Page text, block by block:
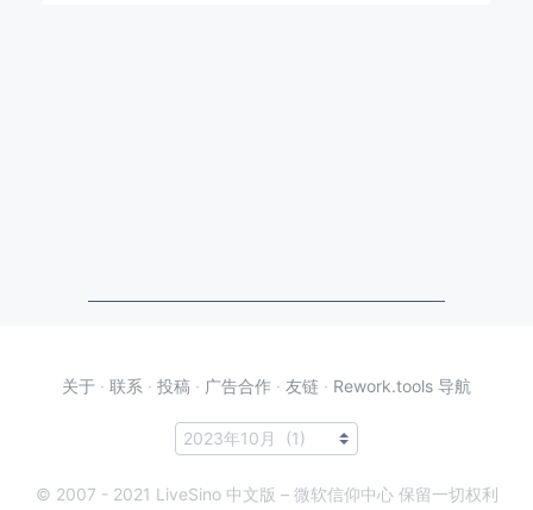
关于 · 联系 · 投稿 · 广告合作 · 友链 · Rework.tools 导航
© 2007 - 2021 LiveSino 中文版 – 微软信仰中心 保留一切权利